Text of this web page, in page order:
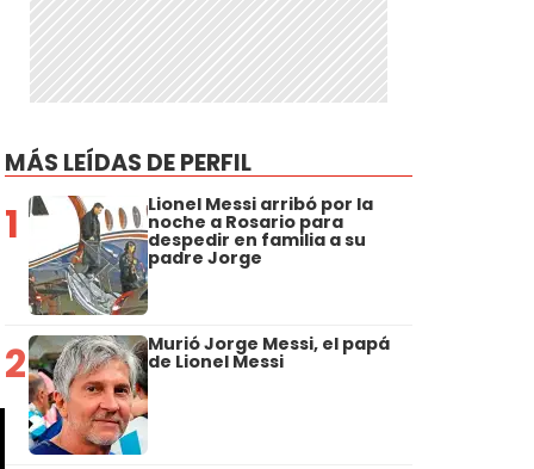
MÁS LEÍDAS DE PERFIL
1 Lionel Messi arribó por la
noche a Rosario para
despedir en familia a su
padre Jorge
2 Murió Jorge Messi, el papá
de Lionel Messi